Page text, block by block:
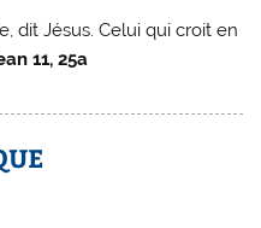
dit Jésus. Celui qui croit en
11, 25a